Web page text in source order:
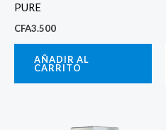
PURE
CFA3.500
AÑADIR AL
CARRITO